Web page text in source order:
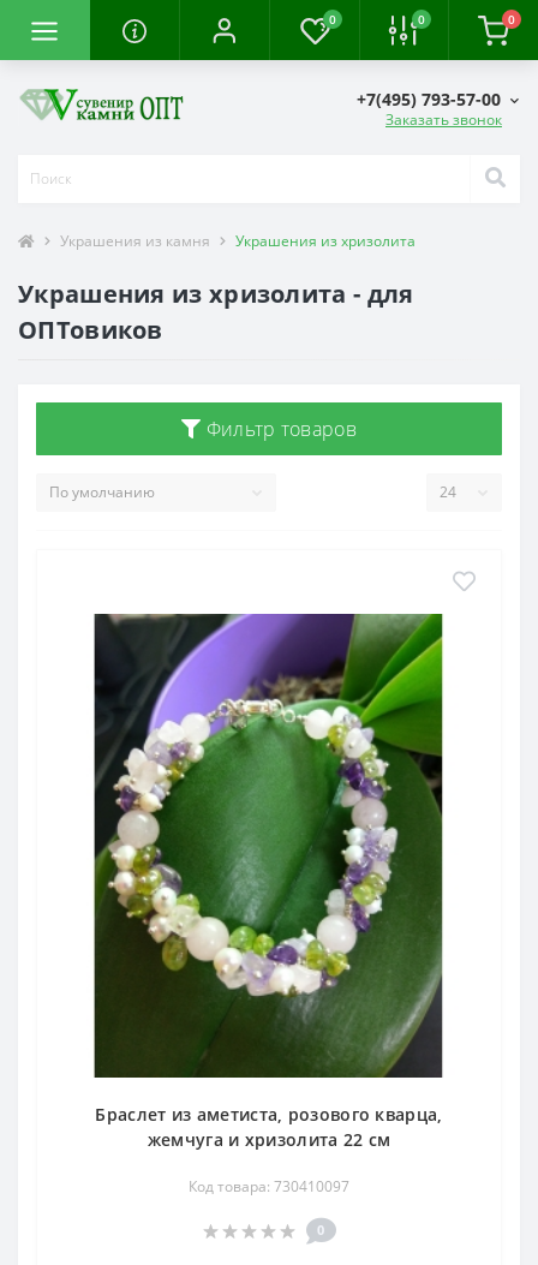
0 0 0
+7(495) 793-57-00
Заказать звонок
Украшения из камня Украшения из хризолита
Украшения из хризолита - для
ОПТовиков
Фильтр товаров
Браслет из аметиста, розового кварца,
жемчуга и хризолита 22 см
Код товара: 730410097
0